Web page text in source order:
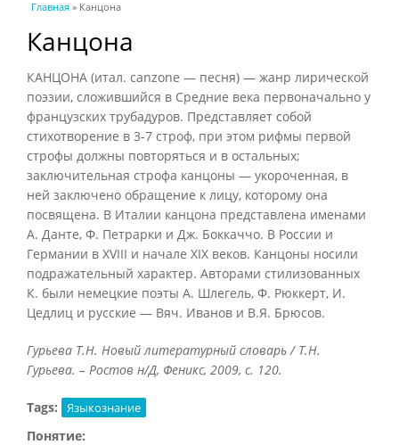
Вы здесь
Главная » Канцона
Канцона
КАНЦОНА (итал. canzone — песня) — жанр лирической
поэзии, сложившийся в Средние века первоначально у
французских трубадуров. Представляет собой
стихотворение в 3-7 строф, при этом рифмы первой
строфы должны повторяться и в остальных;
заключительная строфа канцоны — укороченная, в
ней заключено обращение к лицу, которому она
посвящена. В Италии канцона представлена именами
А. Данте, Ф. Петрарки и Дж. Боккаччо. В России и
Германии в XVIII и начале XIX веков. Канцоны носили
подражательный характер. Авторами стилизованных
К. были немецкие поэты A. Шлегель, Ф. Рюккерт, И.
Цедлиц и русские — Вяч. Иванов и B.Я. Брюсов.
Гурьева Т.Н. Новый литературный словарь / Т.Н.
Гурьева. – Ростов н/Д, Феникс, 2009, с. 120.
Tags: Языкознание
Понятие: